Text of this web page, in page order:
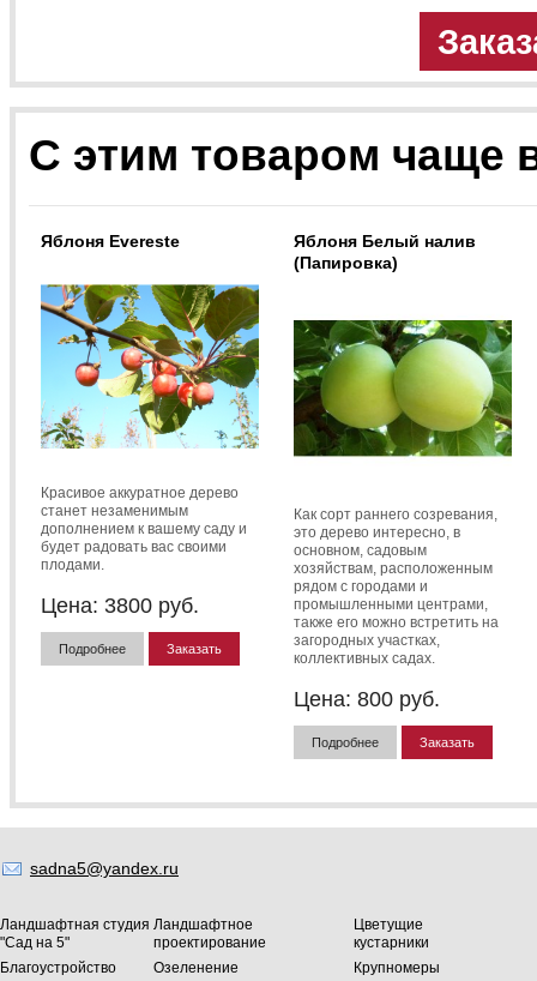
С этим товаром чаще
Яблоня Evereste
Красивое аккуратное дерево
станет незаменимым
дополнением к вашему саду и
будет радовать вас своими
плодами.
Цена: 3800 руб.
Подробнее Заказать
Яблоня Белый налив
(Папировка)
Как сорт раннего созревания,
это дерево интересно, в
основном, садовым
хозяйствам, расположенным
рядом с городами и
промышленными центрами,
также его можно встретить на
загородных участках,
коллективных садах.
Цена: 800 руб.
Подробнее Заказать
sadna5@yandex.ru
Ландшафтная студия
"Сад на 5"
Ландшафтное
проектирование
Благоустройство
Озеленение
Цветущие
кустарники
Крупномеры